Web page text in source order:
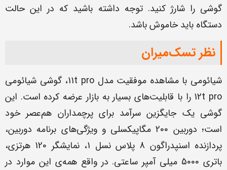
گوشی را شارژ کنید. توجه داشته باشید که در این حالت
دستگاه باید خاموش باشد.
نظر تسک‌میران
شیائومی با مشاهده موفقیت مدل 11t pro، گوشی شیائومی
12t pro را با قابلیت‌های بسیار به بازار عرضه کرده است. این
گوشی یک جایگزین سرآمد برای پرچمداران هم‌عصر خود
است؛ دوربین 200 مگاپیکسلی و ویژگی‌های برنامه دوربین،
پردازنده اسنپدراگون 8 پلاس نسل 1، نمایشگر 120 هرتزی،
باتری 5000 میلی آمپر ساعتی. در واقع همه‌ی این موارد در